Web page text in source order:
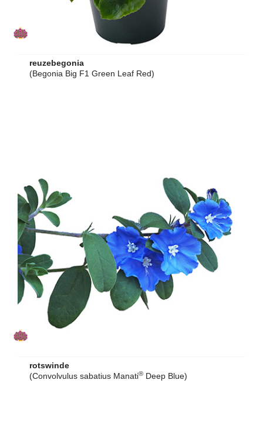
reuzebegonia
(Begonia Big F1 Green Leaf Red)
rotswinde
(Convolvulus sabatius Manati® Deep Blue)